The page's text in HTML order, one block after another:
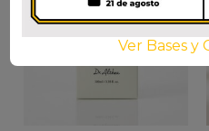
Ver Bases y